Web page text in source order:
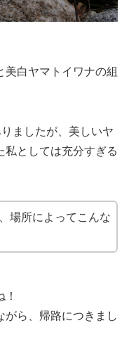
美白ヤマトイワナの組
ましたが、美しいヤ
私としては充分すぎる
場所によってこんな
がら、帰路につきまし